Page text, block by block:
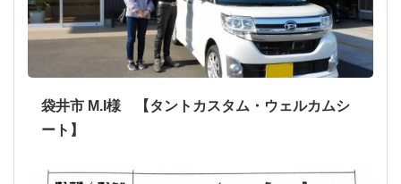
袋井市 M.I様 【タントカスタム・ウェルカムシ
ート】